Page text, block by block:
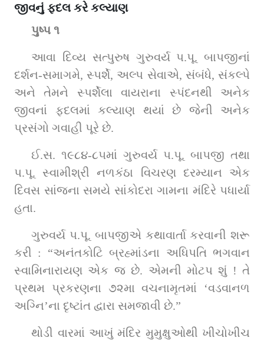
જીવનું ફદલ કરે કલ્યાણ
પુષ્પ ૧
આવા દિવ્ય સત્પુરુષ ગુરુવર્ય પ.પૂ. બાપજીનાં
દર્શન-સમાગમે, સ્પર્શે, અલ્પ સેવાએ, સંબંધે, સંકલ્પે
અને તેમને સ્પર્શેલા વાયરાના સ્પંદનથી અનેક
જીવનાં ફદલમાં કલ્યાણ થયાં છે જેની અનેક
પ્રસંગો ગવાહી પૂરે છે.
ઈ.સ. ૧૯૮૪-૮૫માં ગુરુવર્ય પ.પૂ. બાપજી તથા
પ.પૂ. સ્વામીશ્રી નળકંઠા વિચરણ દરમ્યાન એક
દિવસ સાંજના સમયે સાંકોદરા ગામના મંદિરે પધાર્યા
હતા.
ગુરુવર્ય પ.પૂ. બાપજીએ કથાવાર્તા કરવાની શરૂ
કરી : “અનંતકોટિ બ્રહ્માંડના અધિપતિ ભગવાન
સ્વામિનારાયણ એક જ છે. એમની મોટપ શું ! તે
પ્રથમ પ્રકરણના ૭૨મા વચનામૃતમાં ‘વડવાનળ
અગ્નિ’ના દૃષ્ટાંત દ્વારા સમજાવી છે.”
થોડી વારમાં આખું મંદિર મુમુક્ષુઓથી ખીચોખીચ